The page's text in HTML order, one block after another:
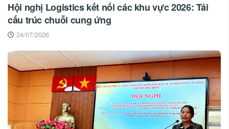
Hội nghị Logistics kết nối các khu vực 2026: Tái
cấu trúc chuỗi cung ứng
24/07/2026